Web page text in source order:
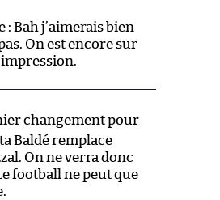
: Bah j’aimerais bien
On est encore sur
changement pour
Baldé remplace
On ne verra donc
football ne peut que